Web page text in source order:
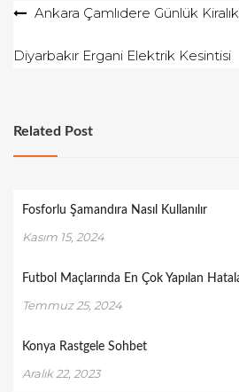
YazıAnkara Çamlıdere Günlük
Diyarbakır Ergani Elektrik Kesintisi
Related Post
Fosforlu Şamandıra Nasıl Kullanılır
Kasım 15, 2024
Futbol Maçlarında En Çok Yapılan
Temmuz 25, 2024
Konya Rastgele Sohbet
Aralık 22, 2023